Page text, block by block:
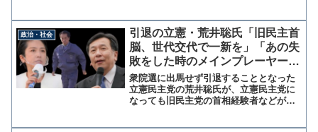
し安倍首相は「経済政策について説明す
るには比較が分かり易い」...
政治・社会
引退の立憲・荒井聡氏「旧民主首
脳、世代交代で一新を」「あの失
敗をした時のメインプレーヤーが
頑張っている限りは」悪夢の民主
党政権を思い起こさせるメンバー
に苦言
衆院選に出馬せず引退することとなった
立憲民主党の荒井聡氏が、立憲民主党に
なっても旧民主党の首相経験者などが表